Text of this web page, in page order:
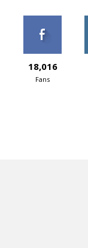
18,016
Fans